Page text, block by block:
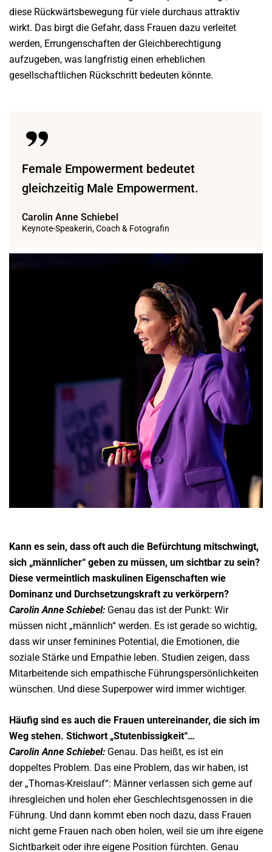
diese Rückwärtsbewegung für viele durchaus attraktiv
wirkt. Das birgt die Gefahr, dass Frauen dazu verleitet
werden, Errungenschaften der Gleichberechtigung
aufzugeben, was langfristig einen erheblichen
gesellschaftlichen Rückschritt bedeuten könnte.
Female Empowerment bedeutet
gleichzeitig Male Empowerment.
Carolin Anne Schiebel
Keynote-Speakerin, Coach & Fotografin
Kann es sein, dass oft auch die Befürchtung mitschwingt,
sich „männlicher“ geben zu müssen, um sichtbar zu sein?
Diese vermeintlich maskulinen Eigenschaften wie
Dominanz und Durchsetzungskraft zu verkörpern?
Carolin Anne Schiebel: Genau das ist der Punkt: Wir
müssen nicht „männlich“ werden. Es ist gerade so wichtig,
dass wir unser feminines Potential, die Emotionen, die
soziale Stärke und Empathie leben. Studien zeigen, dass
Mitarbeitende sich empathische Führungspersönlichkeiten
wünschen. Und diese Superpower wird immer wichtiger.
Häufig sind es auch die Frauen untereinander, die sich im
Weg stehen. Stichwort „Stutenbissigkeit“…
Carolin Anne Schiebel: Genau. Das heißt, es ist ein
doppeltes Problem. Das eine Problem, das wir haben, ist
der „Thomas-Kreislauf“: Männer verlassen sich gerne auf
ihresgleichen und holen eher Geschlechtsgenossen in die
Führung. Und dann kommt eben noch dazu, dass Frauen
nicht gerne Frauen nach oben holen, weil sie um ihre eigene
Sichtbarkeit oder ihre eigene Position fürchten. Genau